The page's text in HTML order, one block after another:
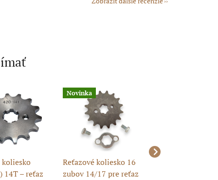
koliesko
14T – reťaz
Novinka
Reťazové koliesko 16
zubov 14/17 pre reťaz